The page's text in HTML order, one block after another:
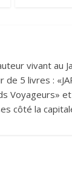
vivant au
5 livres :
Voyageurs»
côté la